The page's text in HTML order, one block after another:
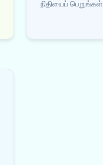
நிதியைப் பெறுங்கள்